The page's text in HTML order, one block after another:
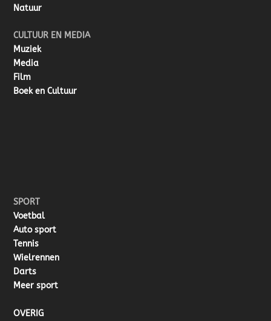
Natuur
CULTUUR EN MEDIA
Muziek
Media
Film
Boek en Cultuur
SPORT
Voetbal
Auto sport
Tennis
Wielrennen
Darts
Meer sport
OVERIG